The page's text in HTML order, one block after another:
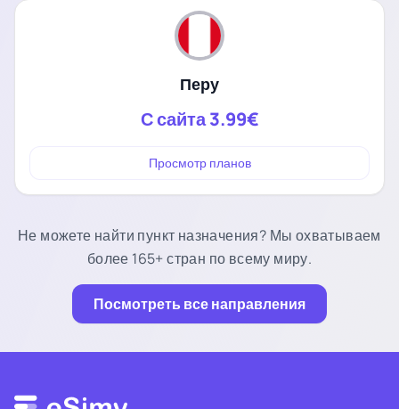
Перу
С сайта3.99€
Просмотр планов
Не можете найти пункт назначения? Мы охватываем
более 165+ стран по всему миру.
Посмотреть все направления